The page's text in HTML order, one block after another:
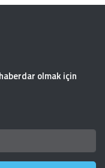
olmak için